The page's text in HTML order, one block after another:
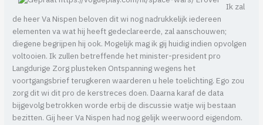
Ik zal
de heer Va Nispen beloven dit wi nog nadrukkelijk iedereen
elementen va wat hij heeft gedeclareerde, zal aanschouwen;
diegene begrijpen hij ook. Mogelijk mag ik gij huidig indien opvolgen
voltooien. Ik zullen betreffende het minister-president pro
Langdurige Zorg plusteken Ontspanning wegens het
voortgangsbrief terugkeren waarderen u hele toelichting. Ego zou
zorg dit wi dit pro de kerstreces doen. Daarna karaf de data
bijgevolg betrokken worde erbij de discussie watje wij bestaan
bezitten. Gij heer Va Nispen had nog gelijk weerwoord eigendom.